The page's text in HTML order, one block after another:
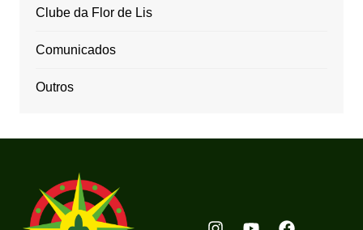
Clube da Flor de Lis
Comunicados
Outros